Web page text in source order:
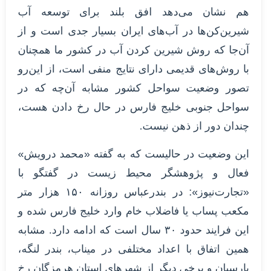
هم نشان می‌دهد افق بلند برای توسعه آب
شیرین‌کن‌ها در آب‌های ایران بسیار جدی است و از
آن‌جا که روش شیرین کردن آب در کشور ما همچنان
با روش‌های قدیمی دارای نتایج منفی است، از این‌رو
تصور وضعیت سواحل کشور مشابه آن‌چه که در
سواحل جنوبی خلیج فارس در حال رخ دادن هست،
چندان دور از ذهن نیست.
این وضعیت در حالیست که به گفته «محمد درویش»
فعال و پژوهشگر محیط زیست در گفتگو با
«تجارت‌نیوز»: در بندرعباس روزانه ۱۵۰ هزار متر
مکعب پساب یا فاضلاب خام وارد خلیج فارس شده و
این فرایند حدود ۳۰ سال است که ادامه دارد. مشابه
همین اتفاق با اعداد مختلفی در میناب، بندر لنگه،
پارسیان و برخی دیگر از شهرهای استان هرمزگان رخ